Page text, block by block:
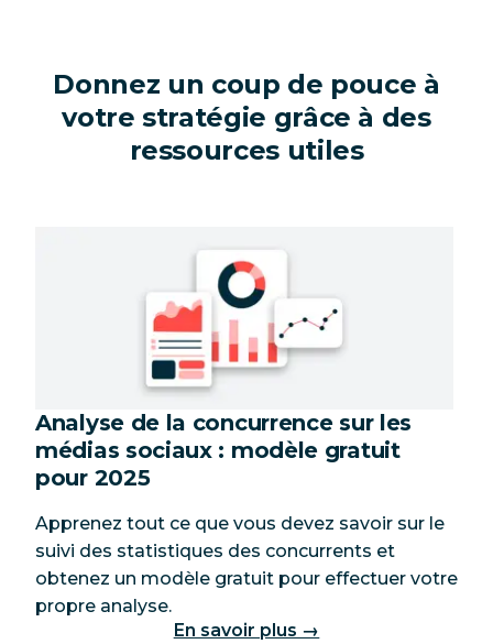
Donnez un coup de pouce à
votre stratégie grâce à des
ressources utiles
Analyse de la concurrence sur les
médias sociaux : modèle gratuit
pour 2025
Apprenez tout ce que vous devez savoir sur le
suivi des statistiques des concurrents et
obtenez un modèle gratuit pour effectuer votre
propre analyse.
En savoir plus →